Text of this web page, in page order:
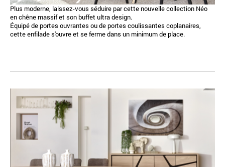
Plus moderne, laissez-vous séduire par cette nouvelle collection Néo
en chêne massif et son buffet ultra design.
Équipé de portes ouvrantes ou de portes coulissantes coplanaires,
cette enfilade s'ouvre et se ferme dans un minimum de place.